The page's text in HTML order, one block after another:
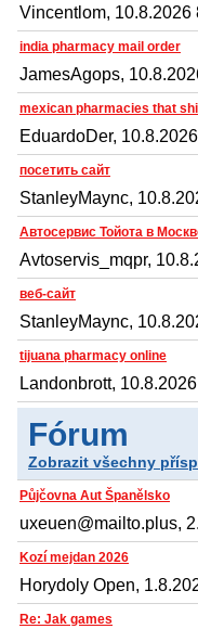
Vincentlom, 10.8.2026
india pharmacy mail order
JamesAgops,
mexican pharmacies that
EduardoDer,
посетить сайт
StanleyMaync,
Автосервис Тойота в
Avtoservis_mqpr,
веб-сайт
StanleyMaync,
tijuana pharmacy online
Landonbrott,
Fórum
Zobrazit všechny
Půjčovna Aut Španělsko
uxeuen@mailto.plus,
Kozí mejdan 2026
Horydoly Open,
Re: Jak games